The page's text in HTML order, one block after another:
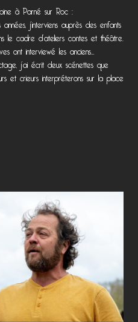
à Parné sur Roc :
j’interviens auprès des enfants
le cadre d’ateliers contes et théâtre.
ont interviewé les anciens…
j’ai écrit deux scénettes que
et crieurs interpréterons sur la place